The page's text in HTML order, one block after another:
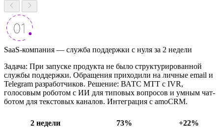
SaaS-компания — служба поддержки с нуля за 2 недели
Задача: При запуске продукта не было структурированной
службы поддержки. Обращения приходили на личные email и
Telegram разработчиков. Решение: ВАТС МТТ с IVR,
голосовым роботом с ИИ для типовых вопросов и умным чат-
ботом для текстовых каналов. Интеграция с amoCRM.
2 недели 73% +22%